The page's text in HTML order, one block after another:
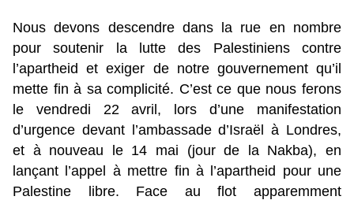
Nous devons descendre dans la rue en nombre
pour soutenir la lutte des Palestiniens contre
l’apartheid et exiger de notre gouvernement qu’il
mette fin à sa complicité. C’est ce que nous ferons
le vendredi 22 avril, lors d’une manifestation
d’urgence devant l’ambassade d’Israël à Londres,
et à nouveau le 14 mai (jour de la Nakba), en
lançant l’appel à mettre fin à l’apartheid pour une
Palestine libre. Face au flot apparemment